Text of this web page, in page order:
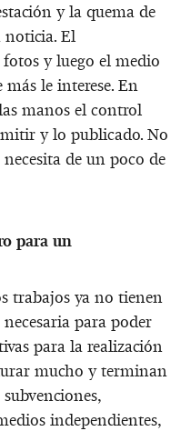
y la quema de
noticia. El
y luego el medio
le interese. En
manos el control
y lo publicado. No
de un poco de
para un
trabajos ya no tienen
para poder
para la realización
mucho y terminan
independientes,